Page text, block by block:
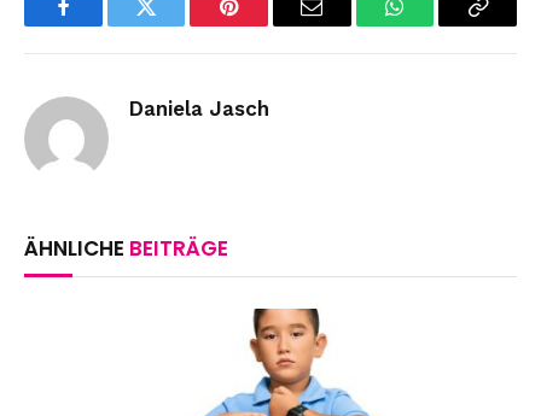
FacebookTwitter Pinterest Email WhatsAppCopy
Daniela Jasch
ÄHNLICHE BEITRÄGE